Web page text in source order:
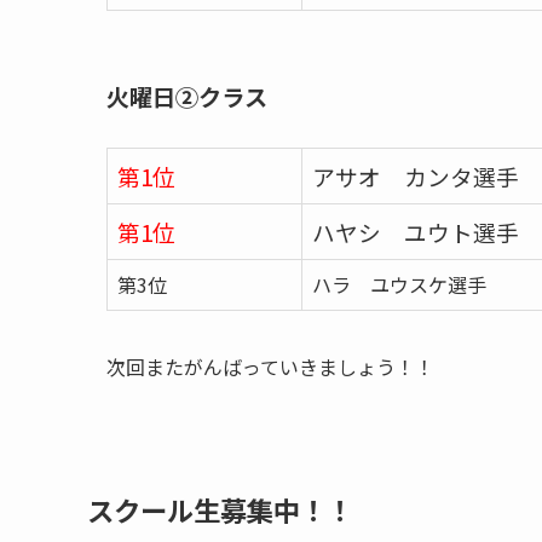
火曜日②クラス
第1位 アサオ カンタ選手
第1位 ハヤシ ユウト選手
第3位
ハラ ユウスケ選手
次回またがんばっていきましょう！！
スクール生募集中！！